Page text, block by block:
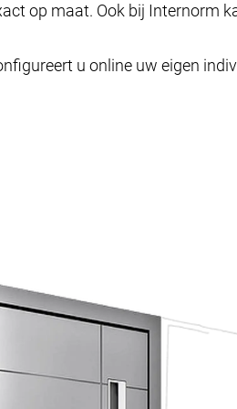
op maat. Ook bij Internorm
u online uw eigen